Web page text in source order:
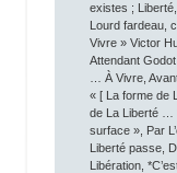
existes ;
Lourd fardeau,
Vivre » Victor
Attendant
… À Vivre,
« [ La forme de
de La Liberté …
surface », Par
Liberté passe,
Libération,